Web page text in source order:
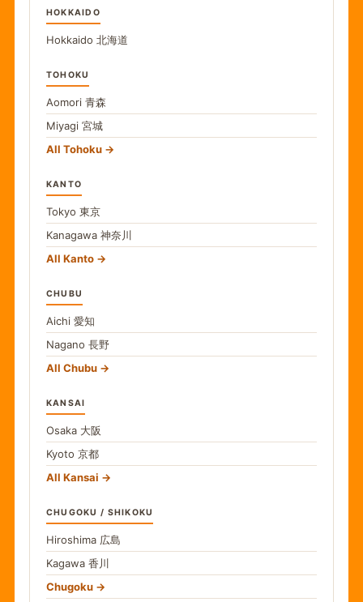
HOKKAIDO
Hokkaido 北海道
TOHOKU
Aomori 青森
Miyagi 宮城
All Tohoku
KANTO
Tokyo 東京
Kanagawa 神奈川
All Kanto
CHUBU
Aichi 愛知
Nagano 長野
All Chubu
KANSAI
Osaka 大阪
Kyoto 京都
All Kansai
CHUGOKU / SHIKOKU
Hiroshima 広島
Kagawa 香川
Chugoku